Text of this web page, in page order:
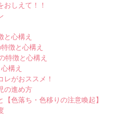
しえて！！
と心構え
徴と心構え
特徴と心構え
構え
がおススメ！
の進め方
色落ち・色移りの注意喚起】